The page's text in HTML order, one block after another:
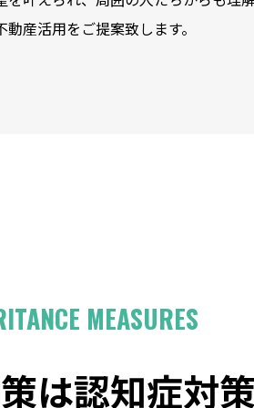
産活用をご提案致します。
MEASURES
は認知症対